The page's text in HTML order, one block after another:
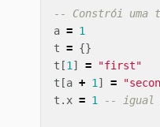
-- Constrói uma
a = 1
t = {}
t [1 ] =
"first"
t [a + 1 ] =
t . x = 1 -- igual